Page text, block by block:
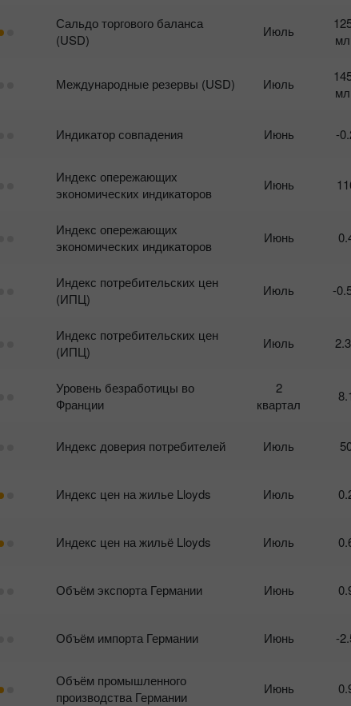
Сальдо торгового баланса
(USD)
Июль
Международные резервы (USD) Июль
Индикатор совпадения Июнь -
Индекс опережающих
экономических индикаторов
Июнь
Индекс опережающих
экономических индикаторов
Июнь
Индекс потребительских цен
(ИПЦ)
Июль -
Индекс потребительских цен
(ИПЦ)
Июль
Уровень безработицы во
Франции
2
квартал
Индекс доверия потребителей Июль
Индекс цен на жилье Lloyds Июль
Индекс цен на жильё Lloyds Июль
Объём экспорта Германии Июнь
Объём импорта Германии Июнь -
Объём промышленного
производства Германии
Июнь